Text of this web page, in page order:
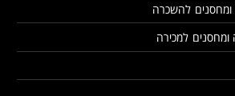
ומחסנים להשכרה
ומחסנים למכירה